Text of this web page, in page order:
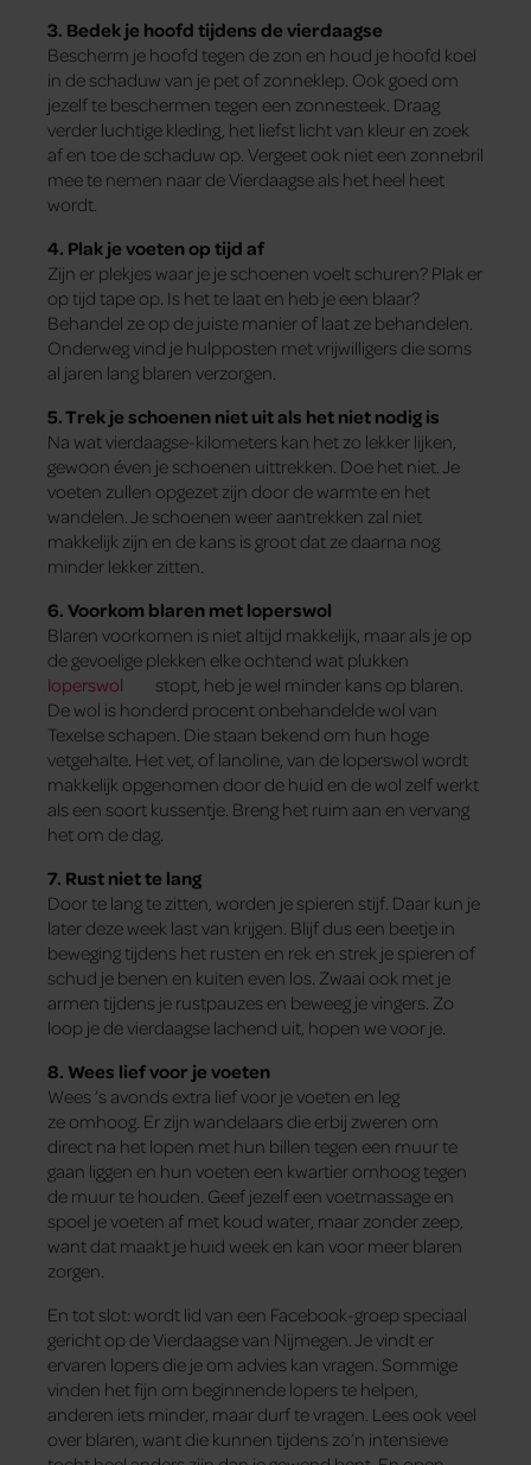
3. Bedek je hoofd tijdens de vierdaagse
Bescherm je hoofd tegen de zon en houd je hoofd koel
in de schaduw van je pet of zonneklep. Ook goed om
jezelf te beschermen tegen een zonnesteek. Draag
verder luchtige kleding, het liefst licht van kleur en zoek
af en toe de schaduw op. Vergeet ook niet een zonnebril
mee te nemen naar de Vierdaagse als het heel heet
wordt.
4. Plak je voeten op tijd af
Zijn er plekjes waar je je schoenen voelt schuren? Plak er
op tijd tape op. Is het te laat en heb je een blaar?
Behandel ze op de juiste manier of laat ze behandelen.
Onderweg vind je hulpposten met vrijwilligers die soms
al jaren lang blaren verzorgen.
5. Trek je schoenen niet uit als het niet nodig is
Na wat vierdaagse-kilometers kan het zo lekker lijken,
gewoon éven je schoenen uittrekken. Doe het niet. Je
voeten zullen opgezet zijn door de warmte en het
wandelen. Je schoenen weer aantrekken zal niet
makkelijk zijn en de kans is groot dat ze daarna nog
minder lekker zitten.
6. Voorkom blaren met loperswol
Blaren voorkomen is niet altijd makkelijk, maar als je op
de gevoelige plekken elke ochtend wat plukken
loperswol
stopt, heb je wel minder kans op blaren.
De wol is honderd procent onbehandelde wol van
Texelse schapen. Die staan bekend om hun hoge
vetgehalte. Het vet, of lanoline, van de loperswol wordt
makkelijk opgenomen door de huid en de wol zelf werkt
als een soort kussentje. Breng het ruim aan en vervang
het om de dag.
7. Rust niet te lang
Door te lang te zitten, worden je spieren stijf. Daar kun je
later deze week last van krijgen. Blijf dus een beetje in
beweging tijdens het rusten en rek en strek je spieren of
schud je benen en kuiten even los. Zwaai ook met je
armen tijdens je rustpauzes en beweeg je vingers. Zo
loop je de vierdaagse lachend uit, hopen we voor je.
8. Wees lief voor je voeten
Wees ’s avonds extra lief voor je voeten en leg
ze omhoog. Er zijn wandelaars die erbij zweren om
direct na het lopen met hun billen tegen een muur te
gaan liggen en hun voeten een kwartier omhoog tegen
de muur te houden. Geef jezelf een voetmassage en
spoel je voeten af met koud water, maar zonder zeep,
want dat maakt je huid week en kan voor meer blaren
zorgen.
En tot slot: wordt lid van een Facebook-groep speciaal
gericht op de Vierdaagse van Nijmegen. Je vindt er
ervaren lopers die je om advies kan vragen. Sommige
vinden het fijn om beginnende lopers te helpen,
anderen iets minder, maar durf te vragen. Lees ook veel
over blaren, want die kunnen tijdens zo’n intensieve